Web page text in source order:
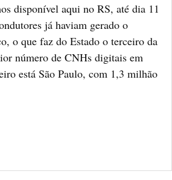
disponível aqui no RS, até dia 11
já haviam gerado o
o que faz do Estado o terceiro da
número de CNHs digitais em
está São Paulo, com 1,3 milhão